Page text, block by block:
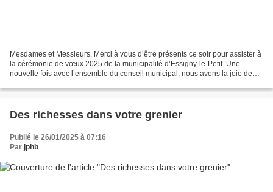
Mesdames et Messieurs, Merci à vous d’être présents ce soir pour assister à
la cérémonie de vœux 2025 de la municipalité d’Essigny-le-Petit. Une
nouvelle fois avec l’ensemble du conseil municipal, nous avons la joie de
Des richesses dans votre grenier
Publié le 26/01/2025 à 07:16
Par jphb